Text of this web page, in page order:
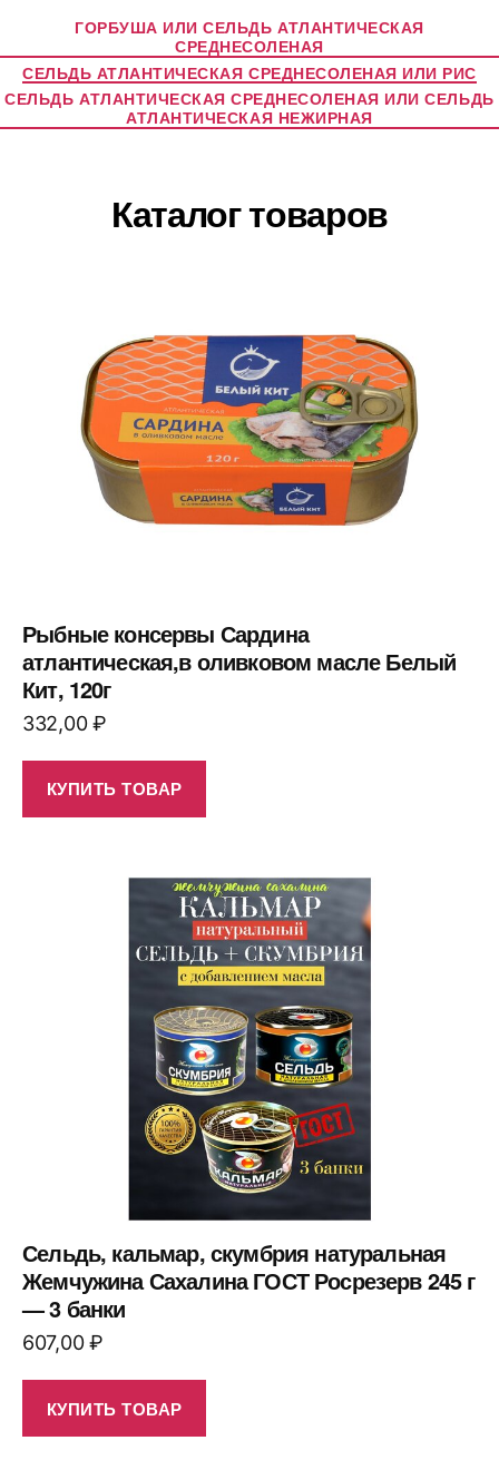
ГОРБУША ИЛИ СЕЛЬДЬ АТЛАНТИЧЕСКАЯ
СРЕДНЕСОЛЕНАЯ
СЕЛЬДЬ АТЛАНТИЧЕСКАЯ СРЕДНЕСОЛЕНАЯ ИЛИ РИС
СЕЛЬДЬ АТЛАНТИЧЕСКАЯ СРЕДНЕСОЛЕНАЯ ИЛИ СЕЛЬДЬ
АТЛАНТИЧЕСКАЯ НЕЖИРНАЯ
Каталог товаров
Рыбные консервы Сардина
атлантическая,в оливковом масле Белый
Кит, 120г
332,00₽
КУПИТЬ ТОВАР
Сельдь, кальмар, скумбрия натуральная
Жемчужина Сахалина ГОСТ Росрезерв 245 г
— 3 банки
607,00₽
КУПИТЬ ТОВАР